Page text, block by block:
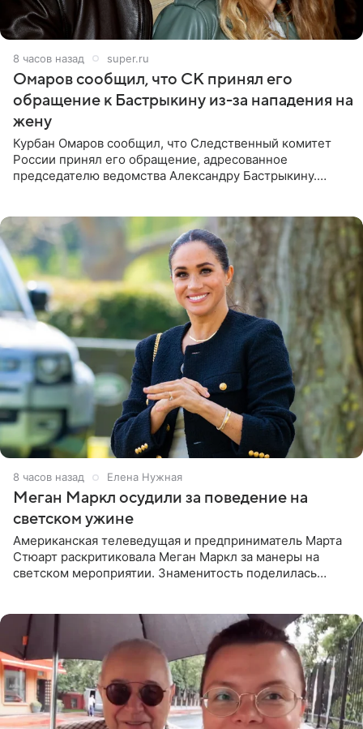
8 часов назад super.ru
Омаров сообщил, что СК принял его
обращение к Бастрыкину из-за нападения на
жену
Курбан Омаров сообщил, что Следственный комитет
России принял его обращение, адресованное
председателю ведомства Александру Бастрыкину.
8 часов назад Елена Нужная
Меган Маркл осудили за поведение на
светском ужине
Американская телеведущая и предприниматель Марта
Стюарт раскритиковала Меган Маркл за манеры на
светском мероприятии. Знаменитость поделилась